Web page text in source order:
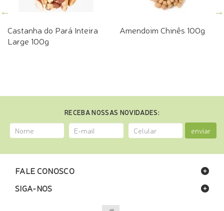
Castanha do Pará Inteira
Large 100g
Amendoim Chinês 100g
RECEBA NOSSAS NOVIDADES:
enviar
FALE CONOSCO
SIGA-NOS